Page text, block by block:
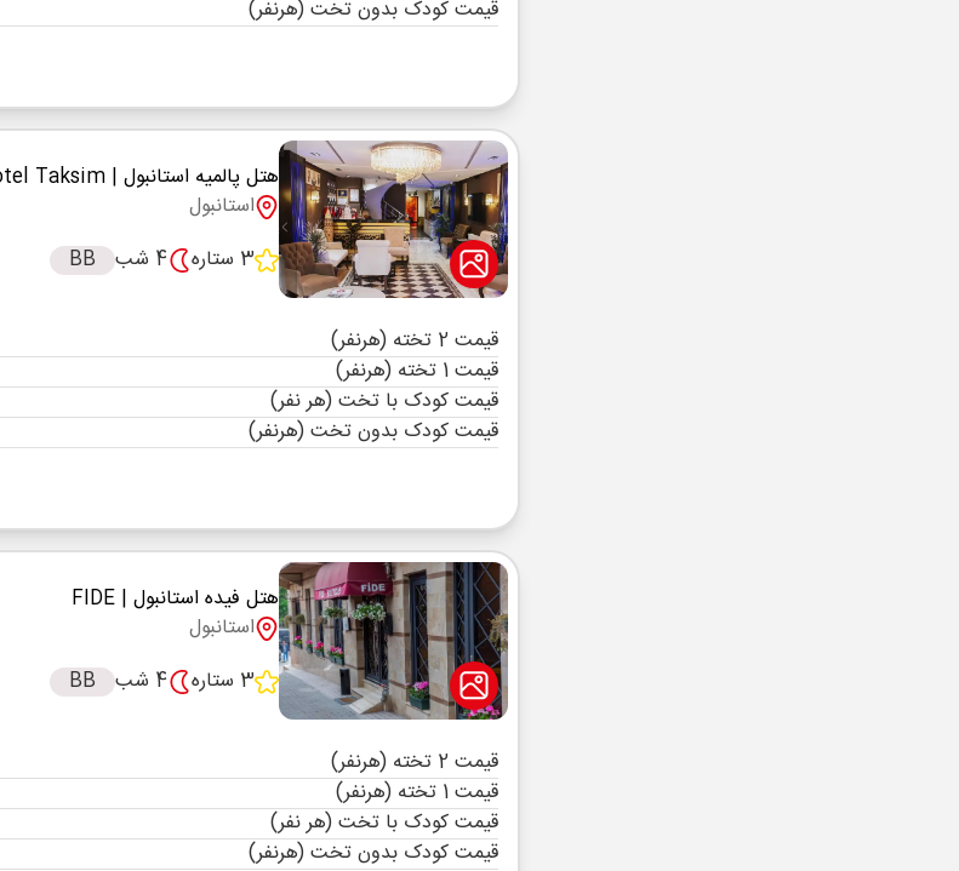
قیمت کودک بدون تخت (هرنفر)
هتل پالمیه استانبول | Palmiye Hotel Taksim
استانبول
3 ستاره
4 شب BB
قیمت 2 تخته (هرنفر)
قیمت 1 تخته (هرنفر)
قیمت کودک با تخت (هر نفر)
قیمت کودک بدون تخت (هرنفر)
هتل فیده استانبول | FIDE
استانبول
3 ستاره
4 شب BB
قیمت 2 تخته (هرنفر)
قیمت 1 تخته (هرنفر)
قیمت کودک با تخت (هر نفر)
قیمت کودک بدون تخت (هرنفر)